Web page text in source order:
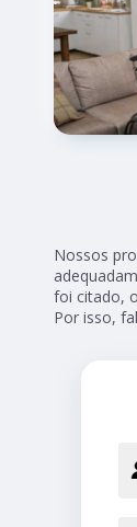
Nossos
foi citado,
Por isso,